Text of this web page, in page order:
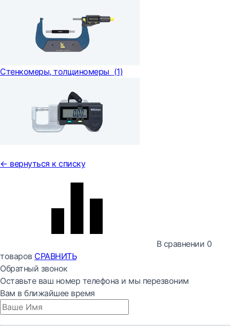
Стенкомеры, толщиномеры (1)
← вернуться к списку
В сравнении 0
товаров СРАВНИТЬ
Обратный звонок
Оставьте ваш номер телефона и мы перезвоним
Вам в ближайшее время